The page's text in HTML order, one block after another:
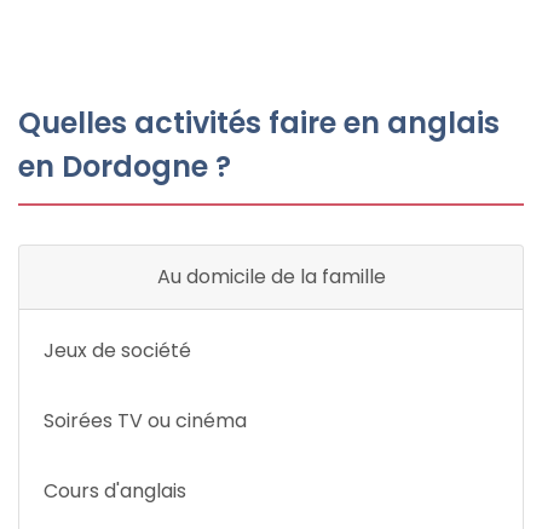
Quelles activités faire en anglais
en Dordogne ?
Au domicile de la famille
Jeux de société
Soirées TV ou cinéma
Cours d'anglais